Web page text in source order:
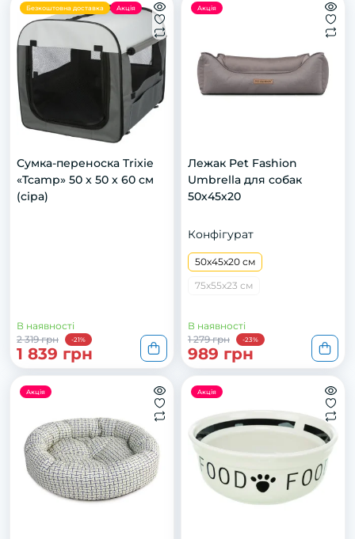
Безкоштовна доставка Акція
Сумка-переноска Trixie
«Tcamp» 50 x 50 x 60 см
(сіра)
В наявності
2 319 грн
-21%
1 839 грн
Акція
Лежак Pet Fashion
Umbrella для собак
50х45х20
Конфігурат
50x45x20 см
75x55x23 см
В наявності
1 279 грн
-23%
989 грн
Акція Акція